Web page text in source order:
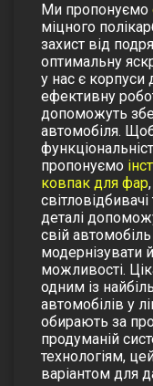
Ми пропонуємо
міцного
захист від
оптимальну
у нас є корпуси
ефективну
допоможуть
автомобіля.
пропонуємо
ковпак для фар,
світловідбивачі
деталі
свій
модернізувати
можливості.
одним із
автомобілів у
обирають за
продуманій
технологіям,
варіантом для